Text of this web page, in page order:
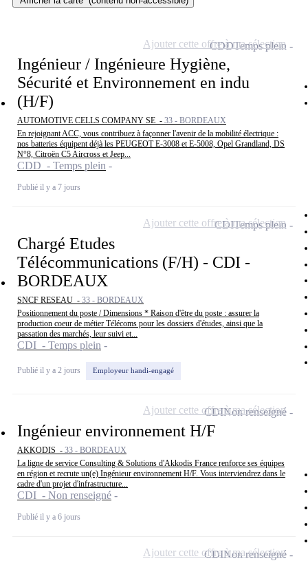
Ingénieur / Ingénieure Hygiène,
Sécurité et Environnement en indu
(H/F)
AUTOMOTIVE CELLS COMPANY SE - 33 - BORDEAUX
En rejoignant ACC, vous contribuez à façonner l'avenir de la mobilité électrique :
nos batteries équipent déjà les PEUGEOT E-3008 et E-5008, Opel Grandland, DS
N°8, Citroën C5 Aircross et Jeep...
CDD - Temps plein
Publié il y a 7 jours
CDDTemps plein
Ajouter cette offre à ma sélection
Chargé Etudes
Télécommunications (F/H) - CDI -
BORDEAUX
SNCF RESEAU - 33 - BORDEAUX
Positionnement du poste / Dimensions * Raison d'être du poste : assurer la
production coeur de métier Télécoms pour les dossiers d'études, ainsi que la
passation des marchés, leur suivi et...
CDI - Temps plein
Publié il y a 2 jours Employeur handi-engagé
CDITemps plein
Ajouter cette offre à ma sélection
Ingénieur environnement H/F
AKKODIS - 33 - BORDEAUX
La ligne de service Consulting & Solutions d'Akkodis France renforce ses équipes
en région et recrute un(e) Ingénieur environnement H/F. Vous interviendrez dans le
cadre d'un projet d'infrastructure...
CDI - Non renseigné
Publié il y a 6 jours
CDINon renseigné
Ajouter cette offre à ma sélection
CDINon renseigné
Ajouter cette offre à ma sélection